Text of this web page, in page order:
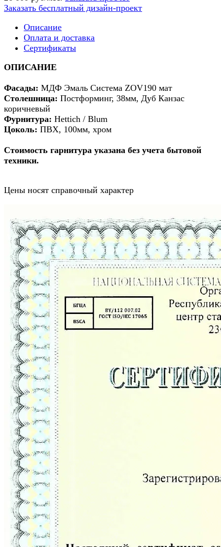
Заказать бесплатный дизайн-проект
Описание
Оплата и доставка
Сертификаты
ОПИСАНИЕ
Фасады: МДФ Эмаль Система ZOV190 мат
Столешница: Постформинг, 38мм, Дуб Канзас
коричневый
Фурнитура: Hettich / Blum
Цоколь: ПВХ, 100мм, хром
Стоимость гарнитура указана без учета бытовой
техники.
Цены носят справочный характер